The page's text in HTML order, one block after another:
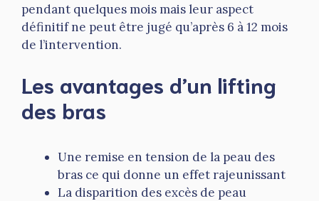
pendant quelques mois mais leur aspect
définitif ne peut être jugé qu’après 6 à 12 mois
de l’intervention.
Les avantages d’un lifting
des bras
Une remise en tension de la peau des
bras ce qui donne un effet rajeunissant
La disparition des excès de peau